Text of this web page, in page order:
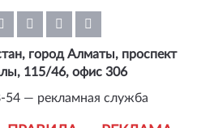
город Алматы, проспект
115/46, офис 306
54 — рекламная служба